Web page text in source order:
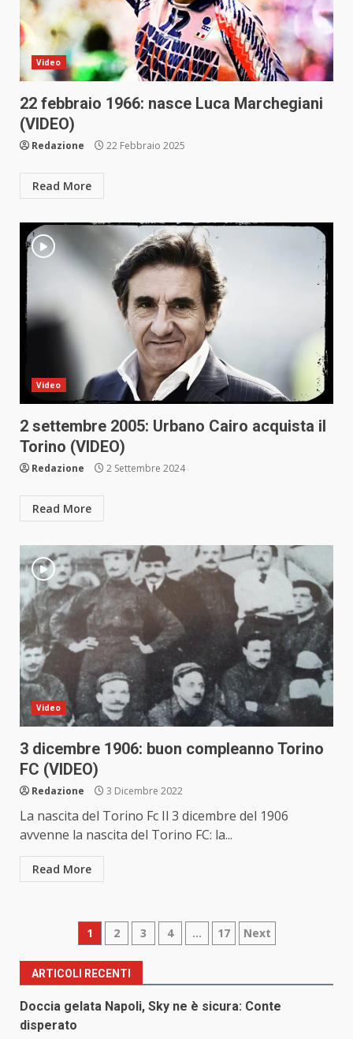
Video
22 febbraio 1966: nasce Luca Marchegiani
(VIDEO)
Redazione 22 Febbraio 2025
Read More
Video
2 settembre 2005: Urbano Cairo acquista il
Torino (VIDEO)
Redazione 2 Settembre 2024
Read More
Video
3 dicembre 1906: buon compleanno Torino
FC (VIDEO)
Redazione 3 Dicembre 2022
La nascita del Torino Fc Il 3 dicembre del 1906
avvenne la nascita del Torino FC: la...
Read More
Paginazione
degli
articoli
1 2 3 4 … 17 Next
ARTICOLI RECENTI
Doccia gelata Napoli, Sky ne è sicura: Conte
disperato